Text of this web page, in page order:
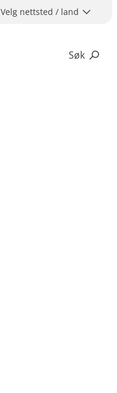
Velg nettsted / land
Søk